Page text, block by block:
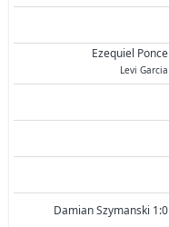
Ezequiel Ponce
Levi Garcia
Damian Szymanski 1:0